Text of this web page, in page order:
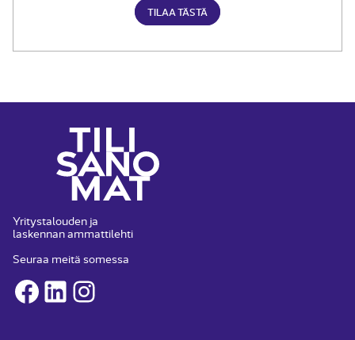
TILAA TÄSTÄ
Yritystalouden ja
laskennan ammattilehti
Seuraa meitä somessa
Facebook
LinkedInInstagram